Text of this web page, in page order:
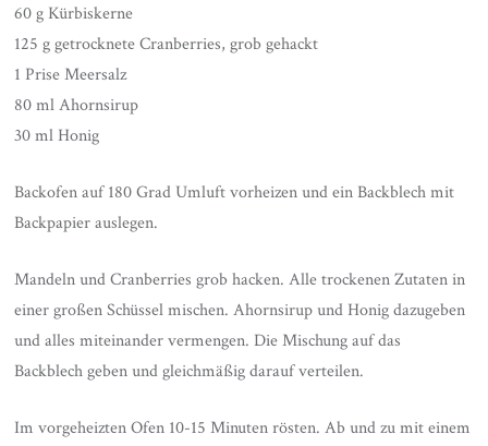
60 g Kürbiskerne
125 g getrocknete Cranberries, grob gehackt
1 Prise Meersalz
80 ml Ahornsirup
30 ml Honig
Backofen auf 180 Grad Umluft vorheizen und ein Backblech mit
Backpapier auslegen.
Mandeln und Cranberries grob hacken. Alle trockenen Zutaten in
einer großen Schüssel mischen. Ahornsirup und Honig dazugeben
und alles miteinander vermengen. Die Mischung auf das
Backblech geben und gleichmäßig darauf verteilen.
Im vorgeheizten Ofen 10-15 Minuten rösten. Ab und zu mit einem